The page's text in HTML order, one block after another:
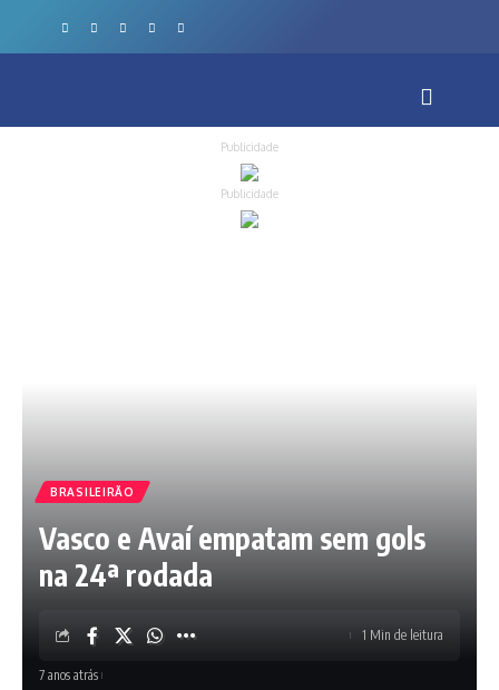
Publicidade
Publicidade
BRASILEIRÃO
Vasco e Avaí empatam sem gols
na 24ª rodada
7 anos atrás
1 Min de leitura